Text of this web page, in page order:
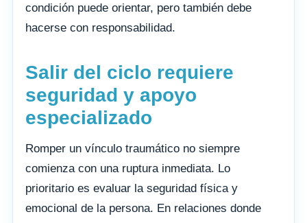
condición puede orientar, pero también debe
hacerse con responsabilidad.
Salir del ciclo requiere
seguridad y apoyo
especializado
Romper un vínculo traumático no siempre
comienza con una ruptura inmediata. Lo
prioritario es evaluar la seguridad física y
emocional de la persona. En relaciones donde